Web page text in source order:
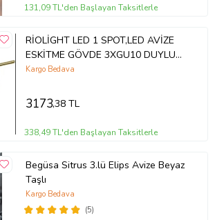
131,09 TL'den Başlayan Taksitlerle
RİOLİGHT LED 1 SPOT,LED AVİZE
ESKİTME GÖVDE 3XGU10 DUYLU
GÜN IŞIĞI 360 DERECE HAREKETLİ
Kargo Bedava
3173,38 TL
338,49 TL'den Başlayan Taksitlerle
Begüsa Sitrus 3.lü Elips Avize Beyaz
Taşlı
(5)
Kargo Bedava